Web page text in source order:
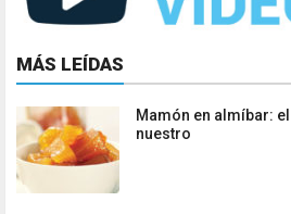
MÁS LEÍDAS
Mamón en almíbar:
nuestro